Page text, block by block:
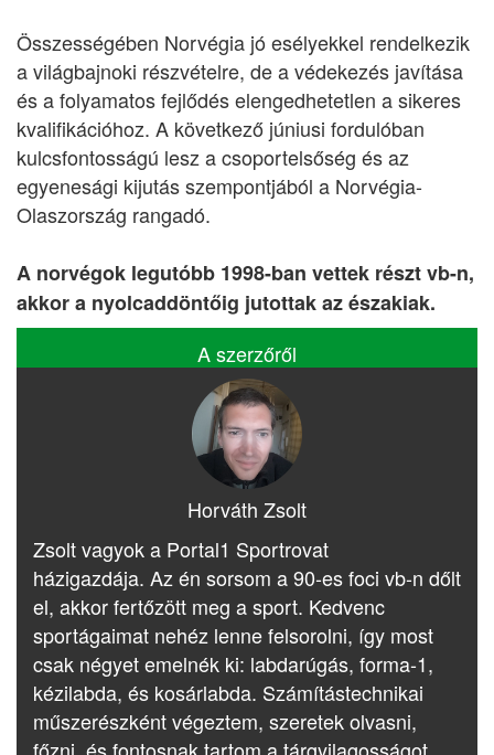
Összességében Norvégia jó esélyekkel rendelkezik
a világbajnoki részvételre, de a védekezés javítása
és a folyamatos fejlődés elengedhetetlen a sikeres
kvalifikációhoz. A következő júniusi fordulóban
kulcsfontosságú lesz a csoportelsőség és az
egyenesági kijutás szempontjából a Norvégia-
Olaszország rangadó.
A norvégok legutóbb 1998-ban vettek részt vb-n,
akkor a nyolcaddöntőig jutottak az északiak.
A szerzőről
Horváth Zsolt
Zsolt vagyok a Portal1 Sportrovat
házigazdája. Az én sorsom a 90-es foci vb-n dőlt
el, akkor fertőzött meg a sport. Kedvenc
sportágaimat nehéz lenne felsorolni, így most
csak négyet emelnék ki: labdarúgás, forma-1,
kézilabda, és kosárlabda. Számítástechnikai
műszerészként végeztem, szeretek olvasni,